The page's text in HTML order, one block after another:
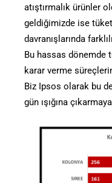
atıştırmalık ürünler
geldiğimizde ise
davranışlarında
Bu hassas dönemde
karar verme
Biz Ipsos olarak bu
gün ışığına